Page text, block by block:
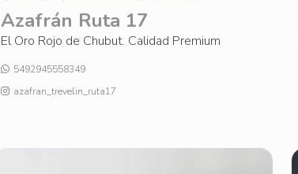
Azafrán Ruta 17
El Oro Rojo de Chubut. Calidad Premium
5492945558349
azafran_trevelin_ruta17